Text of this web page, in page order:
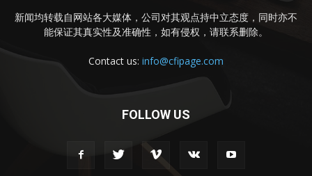
新闻均转载自网站各大媒体，公司对其观点持中立态度，同时亦不
能保证其真实性及准确性，如有侵权，请联系删除。
Contact us: info@cfipage.com
FOLLOW US